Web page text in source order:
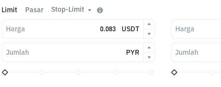
Limit Pasar Stop-Limit
Harga USDT
Jumlah PYR
Harga
Jumlah